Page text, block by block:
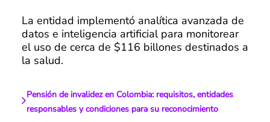
La entidad implementó analítica avanzada de
datos e inteligencia artificial para monitorear
el uso de cerca de $116 billones destinados a
la salud.
Pensión de invalidez en Colombia: requisitos, entidades
responsables y condiciones para su reconocimiento